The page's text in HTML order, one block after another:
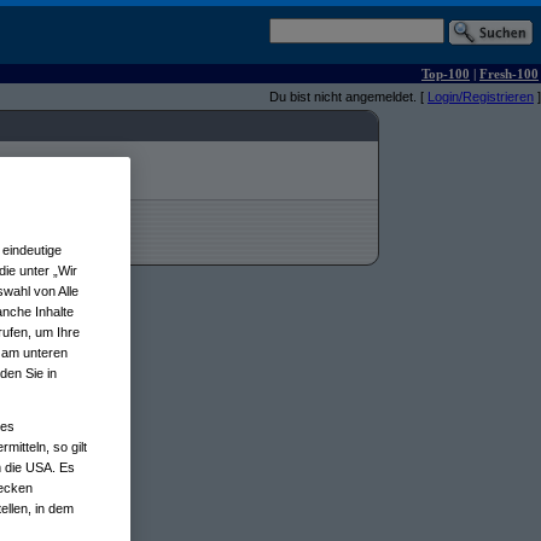
Top-100 | Fresh-100
Du bist nicht angemeldet. [ Login/Registrieren ]
unter „Wir
von Alle
Inhalte
um Ihre
unteren
Sie in
so gilt
die USA. Es
in dem